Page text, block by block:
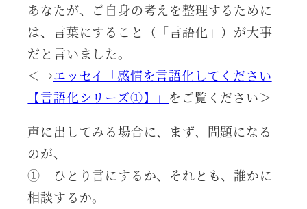
あなたが、ご自身の考えを整理するために
は、言葉にすること（「言語化」）が大事
だと言いました。
＜→エッセイ「感情を言語化してください
【言語化シリーズ①】」 をご覧ください＞
声に出してみる場合に、まず、問題になる
のが、
① ひとり言にするか、それとも、誰かに
相談するか。